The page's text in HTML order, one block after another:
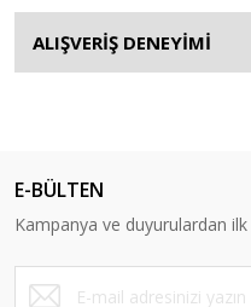
ALIŞVERİŞ DENEYİMİ
E-BÜLTEN
Kampanya ve duyurulardan